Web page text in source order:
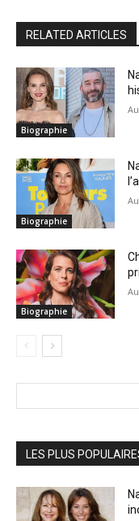
RELATED ARTICLES
Biographie
Biographie
Biographie
LES PLUS